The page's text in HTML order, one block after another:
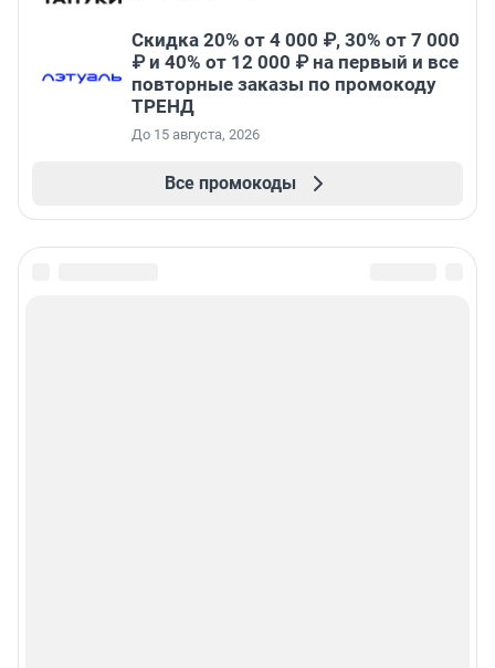
Скидка 20% от 4 000 ₽, 30% от 7 000
₽ и 40% от 12 000 ₽ на первый и все
повторные заказы по промокоду
ТРЕНД
До 15 августа, 2026
Все промокоды